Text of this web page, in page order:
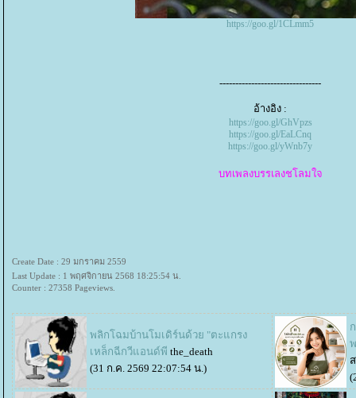
https://goo.gl/1CLmm5
--------------------------------
อ้างอิง :
https://goo.gl/GhVpzs
https://goo.gl/EaLCnq
https://goo.gl/yWnb7y
บทเพลงบรรเลงชโลมใจ
Create Date : 29 มกราคม 2559
Last Update : 1 พฤศจิกายน 2568 18:25:54 น.
Counter : 27358 Pageviews.
พลิกโฉมบ้านโมเดิร์นด้วย "ตะแกรง
เหล็กฉีกวีแอนด์พี the_death
(31 ก.ค. 2569 22:07:54 น.)